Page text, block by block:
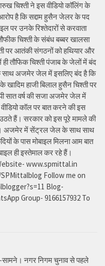
चिश्ती ने इस वीडियो कॉलिंग के
है कि सद्दाम हुसैन जेलर के पद
पर उनके रिश्तेदारों से करवाता
चिश्ती के संबंध बब्बर खालसा
पर आतंकी संगठनों को हथियार और
तौफिक चिश्ती पंजाब के जेलों में बंद
के साथ अजमेर जेल में इसलिए बंद है कि
हाजी बिलाल हुसैन चिश्ती पर
सात वर्ष की सजा अजमेर जेल में
कॉल पर बात करने की इस
हैं। सरकार को इस पूरे मामले की
। अजमेर में सेंट्रल जेल के साथ साथ
के पास मोबाइल मिलना आम बात
ही इस्तेमाल कर रहे हैं।
www.spmittal.in
Follow me on
Blog-
Group- 9166157932 To
नगर निगम चुनाव से पहले